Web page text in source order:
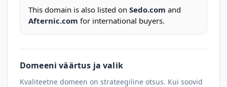
This domain is also listed on Sedo.com and
Afternic.com for international buyers.
Domeeni väärtus ja valik
Kvaliteetne domeen on strateegiline otsus. Kui soovid